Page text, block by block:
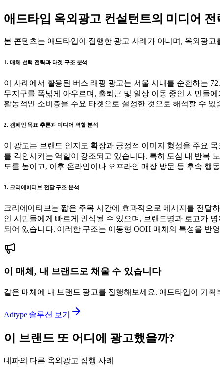
애드타입 옥외광고 컨설턴트의 미디어
본 콘텐츠는 애드타입이 집행한 광고 사례가 아니며, 옥외광
1. 매체 선택 전략과 타겟 구조 분석
이 사례에서 활용된 버스 래핑 광고는 서울 시내를 순환하는
무지구를 폭넓게 아우르며, 출퇴근 및 일상 이동 중인 시민들
활동적인 소비층을 주요 타겟으로 설정한 것으로 해석할 수
2. 캠페인 목표 추론과 미디어 역할 분석
이 광고는 브랜드 인지도 확장과 긍정적 이미지 형성을 주요
를 각인시키는 역할이 강조되고 있습니다. 특히 도심 내 반복
도를 높이고, 이후 온라인이나 오프라인 매장 방문 등 후속 행
3. 크리에이티브 전달 구조 분석
크리에이티브는 짧은 주목 시간에 효과적으로 메시지를 전달
인 시민들에게 빠르게 인식될 수 있으며, 브랜드명과 로고가
되어 있습니다. 이러한 구조는 이동형 OOH 매체의 특성을 반
이 매체, 내 브랜드로 채울 수 있습니다
같은 매체에 내 브랜드 광고를 집행해보세요. 애드타입이 기
Adtype 솔루션 보기
이 브랜드 또 어디에 광고했을까?
네파의 다른 옥외광고 집행 사례